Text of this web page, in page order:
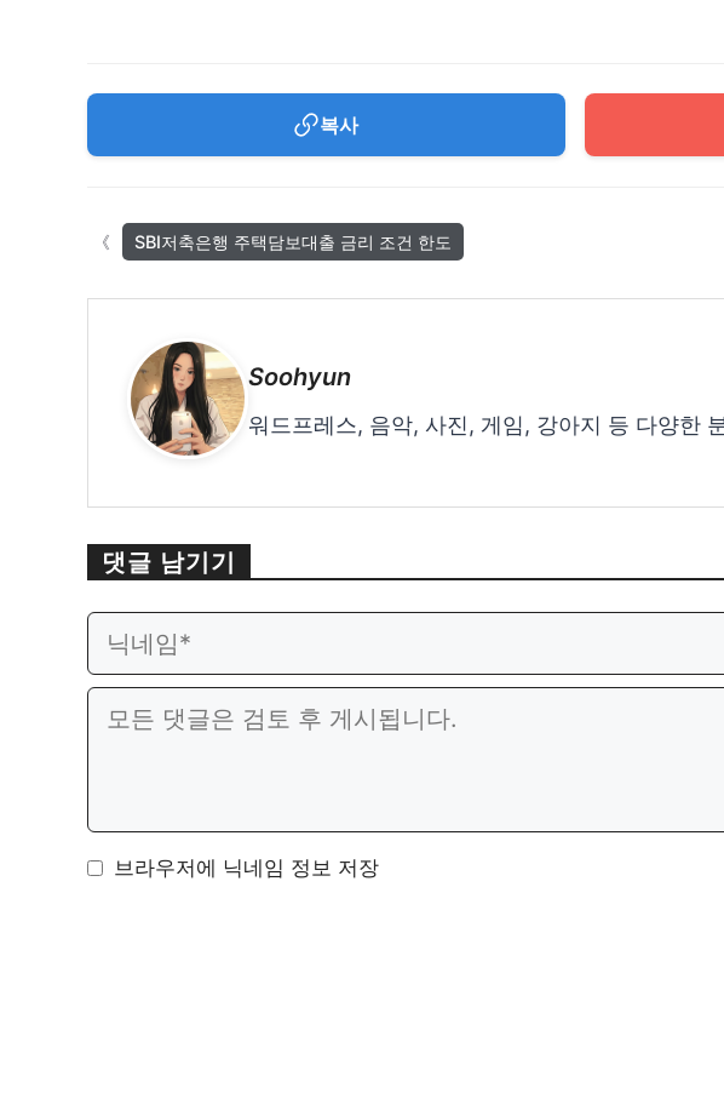
복사
SBI저축은행 주택담보대출 금리 조건 한도
Soohyun
워드프레스, 음악, 사진, 게임, 강아지 등 다양한
댓글 남기기
댓
이
일
웹
이
브라우저에 닉네임 정보 저장